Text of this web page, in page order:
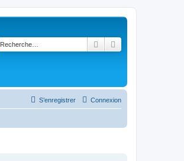
Rechercher
Connexion
S’enregistrer